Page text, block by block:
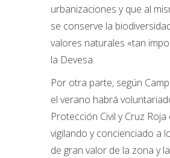
urbanizaciones y que al
se conserve la
valores naturales «tan
la Devesa.
Por otra parte, según
el verano habrá
Protección Civil y Cruz Roja
vigilando y concienciado a
de gran valor de la zona y